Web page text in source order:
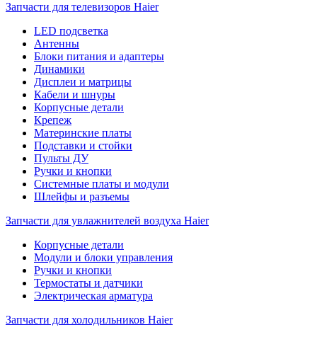
Запчасти для телевизоров Haier
LED подсветка
Антенны
Блоки питания и адаптеры
Динамики
Дисплеи и матрицы
Кабели и шнуры
Корпусные детали
Крепеж
Материнские платы
Подставки и стойки
Пульты ДУ
Ручки и кнопки
Системные платы и модули
Шлейфы и разъемы
Запчасти для увлажнителей воздуха Haier
Корпусные детали
Модули и блоки управления
Ручки и кнопки
Термостаты и датчики
Электрическая арматура
Запчасти для холодильников Haier